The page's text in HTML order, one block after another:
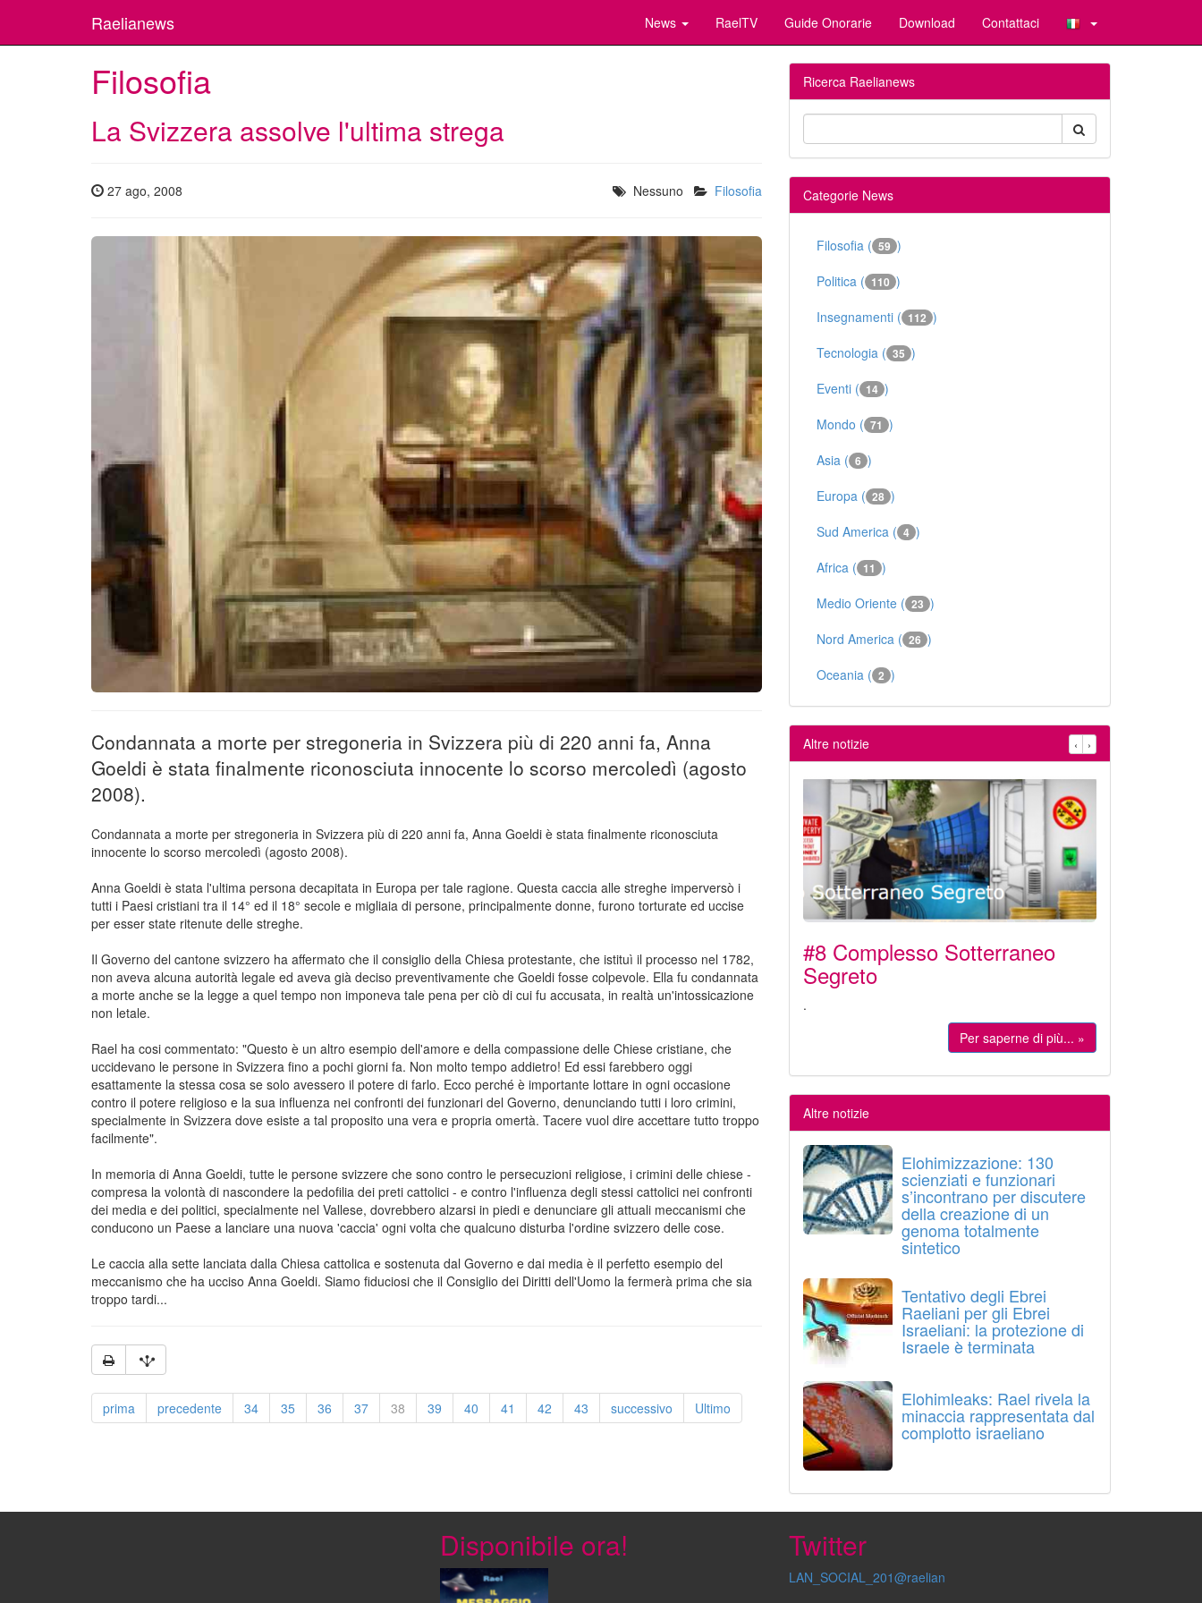
Raelianews News RaelTV Guide Onorarie Download Contattaci
Filosofia
La Svizzera assolve l'ultima strega
27 ago, 2008 Nessuno Filosofia
Condannata a morte per stregoneria in Svizzera più di 220 anni fa, Anna
Goeldi è stata finalmente riconosciuta innocente lo scorso mercoledì (agosto
2008).
Condannata a morte per stregoneria in Svizzera più di 220 anni fa, Anna Goeldi è stata finalmente riconosciuta
innocente lo scorso mercoledì (agosto 2008).
Anna Goeldi è stata l'ultima persona decapitata in Europa per tale ragione. Questa caccia alle streghe imperversò i
tutti i Paesi cristiani tra il 14° ed il 18° secole e migliaia di persone, principalmente donne, furono torturate ed uccise
per esser state ritenute delle streghe.
Il Governo del cantone svizzero ha affermato che il consiglio della Chiesa protestante, che istituì il processo nel 1782,
non aveva alcuna autorità legale ed aveva già deciso preventivamente che Goeldi fosse colpevole. Ella fu condannata
a morte anche se la legge a quel tempo non imponeva tale pena per ciò di cui fu accusata, in realtà un'intossicazione
non letale.
Rael ha cosi commentato: "Questo è un altro esempio dell'amore e della compassione delle Chiese cristiane, che
uccidevano le persone in Svizzera fino a pochi giorni fa. Non molto tempo addietro! Ed essi farebbero oggi
esattamente la stessa cosa se solo avessero il potere di farlo. Ecco perché è importante lottare in ogni occasione
contro il potere religioso e la sua influenza nei confronti dei funzionari del Governo, denunciando tutti i loro crimini,
specialmente in Svizzera dove esiste a tal proposito una vera e propria omertà. Tacere vuol dire accettare tutto troppo
facilmente".
In memoria di Anna Goeldi, tutte le persone svizzere che sono contro le persecuzioni religiose, i crimini delle chiese -
compresa la volontà di nascondere la pedofilia dei preti cattolici - e contro l'influenza degli stessi cattolici nei confronti
dei media e dei politici, specialmente nel Vallese, dovrebbero alzarsi in piedi e denunciare gli attuali meccanismi che
conducono un Paese a lanciare una nuova 'caccia' ogni volta che qualcuno disturba l'ordine svizzero delle cose.
Le caccia alla sette lanciata dalla Chiesa cattolica e sostenuta dal Governo e dai media è il perfetto esempio del
meccanismo che ha ucciso Anna Goeldi. Siamo fiduciosi che il Consiglio dei Diritti dell'Uomo la fermerà prima che sia
troppo tardi...
prima precedente 34 35 36 37 38 39 40 41 42 43 successivo Ultimo
Ricerca Raelianews
Categorie News
Filosofia ( 59 )
Politica ( 110 )
Insegnamenti ( 112 )
Tecnologia ( 35 )
Eventi ( 14 )
Mondo ( 71 )
Asia ( 6 )
Europa ( 28 )
Sud America ( 4 )
Africa ( 11 )
Medio Oriente ( 23 )
Nord America ( 26 )
Oceania ( 2 )
Altre notizie ‹ ›
#8 Complesso Sotterraneo
Segreto
.
Per saperne di più... »
Altre notizie
Elohimizzazione: 130
scienziati e funzionari
s’incontrano per discutere
della creazione di un
genoma totalmente
sintetico
Tentativo degli Ebrei
Raeliani per gli Ebrei
Israeliani: la protezione di
Israele è terminata
Elohimleaks: Rael rivela la
minaccia rappresentata dal
complotto israeliano
Disponibile ora! Twitter
LAN_SOCIAL_201@raelian